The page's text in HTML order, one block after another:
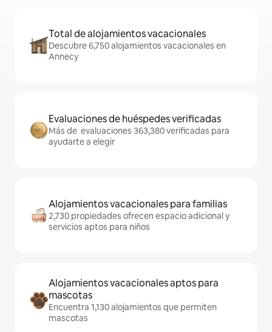
Total de alojamientos vacacionales
Descubre 6,750 alojamientos vacacionales en
Annecy
Evaluaciones de huéspedes verificadas
Más de evaluaciones 363,380 verificadas para
ayudarte a elegir
Alojamientos vacacionales para familias
2,730 propiedades ofrecen espacio adicional y
servicios aptos para niños
Alojamientos vacacionales aptos para
mascotas
Encuentra 1,130 alojamientos que permiten
mascotas